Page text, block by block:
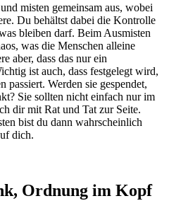
misten gemeinsam aus, wobei
Du behältst dabei die Kontrolle
bleiben darf. Beim Ausmisten
was die Menschen alleine
aber, dass das nur ein
ist auch, dass festgelegt wird,
passiert. Werden sie gespendet,
Sie sollten nicht einfach nur im
dir mit Rat und Tat zur Seite.
bist du dann wahrscheinlich
dich.
Ordnung im Kopf